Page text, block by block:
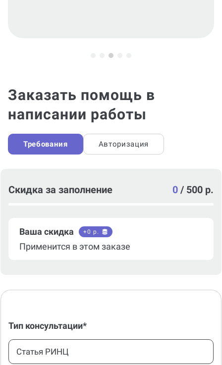
Заказать помощь в
написании работы
Требования Авторизация
Скидка за заполнение 0 / 500 р.
Ваша скидка +0 р.
Применится в этом заказе
Тип консультации*
Статья РИНЦ